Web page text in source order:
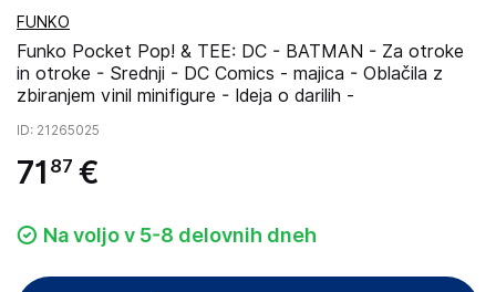
FUNKO
Funko Pocket Pop! & TEE: DC - BATMAN - Za otroke
in otroke - Srednji - DC Comics - majica - Oblačila z
zbiranjem vinil minifigure - Ideja o darilih -
ID: 21265025
71 87 €
Na voljo v 5-8 delovnih dneh